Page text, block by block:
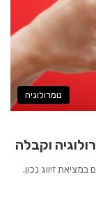
נומרולוגיה
וקבלה
זיווג נכון.